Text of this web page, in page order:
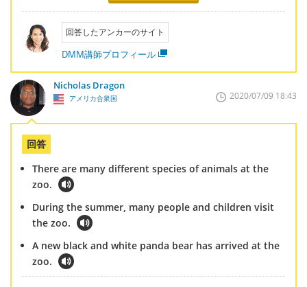
回答したアンカーのサイト
DMM講師プロフィール
Nicholas Dragon
アメリカ合衆国 2020/07/09 18:43
回答
There are many different species of animals at the
zoo.
During the summer, many people and children visit
the zoo.
A new black and white panda bear has arrived at the
zoo.